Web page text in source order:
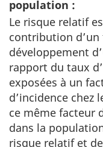
population :
Le risque relatif
contribution
développement
rapport du taux
exposées à un
d’incidence chez
ce même facteur
dans la
risque relatif et